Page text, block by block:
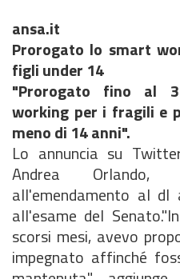
ansa.it
Prorogato lo smart
figli under 14
"Prorogato fino al
working per i fragili e
meno di 14 anni".
Lo annuncia su
Andrea Orlando,
all'emendamento al
all'esame del
scorsi mesi, avevo
impegnato affinché